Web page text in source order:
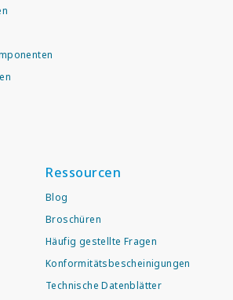
Ressourcen
Blog
Broschüren
Häufig gestellte Fragen
Konformitätsbescheinigungen
Technische Datenblätter